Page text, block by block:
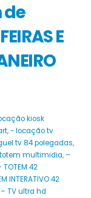
E
kiosk
,- locação tv
tv 84 polegadas,
multimidia,–
TOTEM 42
INTERATIVO 42
– TV ultra hd